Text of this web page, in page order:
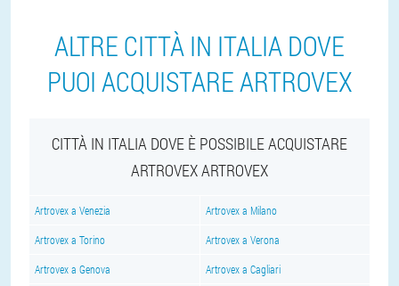
ALTRE CITTÀ IN ITALIA DOVE
PUOI ACQUISTARE ARTROVEX
CITTÀ IN ITALIA DOVE È POSSIBILE ACQUISTARE
ARTROVEX ARTROVEX
Artrovex a Venezia Artrovex a Milano
Artrovex a Torino Artrovex a Verona
Artrovex a Genova Artrovex a Cagliari